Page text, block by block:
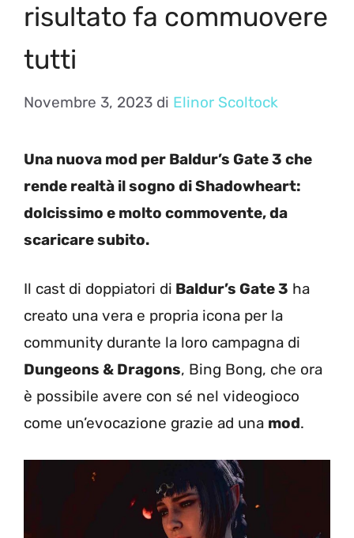
risultato fa commuovere
tutti
Novembre 3, 2023 di Elinor Scoltock
Una nuova mod per Baldur’s Gate 3 che
rende realtà il sogno di Shadowheart:
dolcissimo e molto commovente, da
scaricare subito.
Il cast di doppiatori di Baldur’s Gate 3 ha
creato una vera e propria icona per la
community durante la loro campagna di
Dungeons & Dragons, Bing Bong, che ora
è possibile avere con sé nel videogioco
come un’evocazione grazie ad una mod.